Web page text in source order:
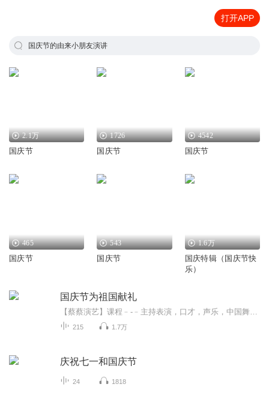
打开APP
国庆节的由来小朋友演讲
2.1万
国庆节
1726
国庆节
4542
国庆节
465
国庆节
543
国庆节
1.6万
国庆特辑（国庆节快
乐）
国庆节为祖国献礼
215 1.7万
庆祝七一和国庆节
24 1818